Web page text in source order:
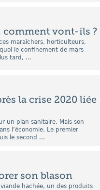
comment vont-ils ?
maraîchers, horticulteurs,
le confinement de mars
tard, ...
la crise 2020 liée
un plan sanitaire. Mais son
l’économie. Le premier
le second ...
son blason
hachée, un des produits